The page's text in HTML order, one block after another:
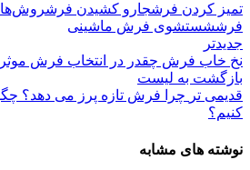
تمیز کردن فرشجارو کشیدن فرش
فرششستشوی فرش ماشینی
جدیدتر
نخ خاب فرش چقدر در انتخاب فرش
بازگشت به لیست
قدیمی تر چرا فرش تازه پرز می دهد؟
کنیم؟
نوشته های مشابه